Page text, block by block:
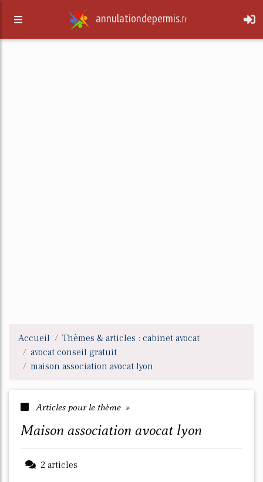
annulationdepermis.fr
Accueil
Thèmes & articles : cabinet avocat
avocat conseil gratuit
maison association avocat lyon
Articles pour le thème »
maison association avocat lyon
2 articles